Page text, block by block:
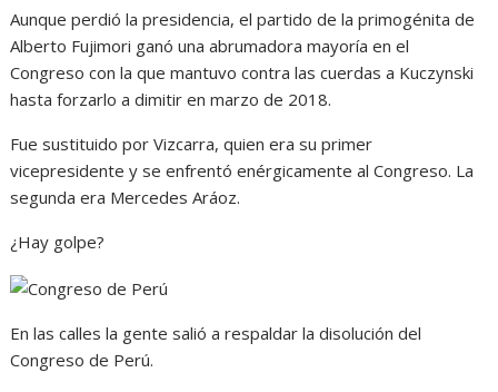
Aunque perdió la presidencia, el partido de la primogénita de
Alberto Fujimori ganó una abrumadora mayoría en el
Congreso con la que mantuvo contra las cuerdas a Kuczynski
hasta forzarlo a dimitir en marzo de 2018.
Fue sustituido por Vizcarra, quien era su primer
vicepresidente y se enfrentó enérgicamente al Congreso. La
segunda era Mercedes Aráoz.
¿Hay golpe?
En las calles la gente salió a respaldar la disolución del
Congreso de Perú.